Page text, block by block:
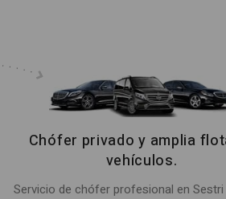
Chófer privado y amplia
vehículos.
Servicio de chófer profesional en